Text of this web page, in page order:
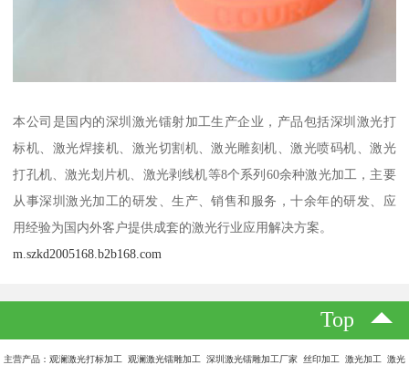
本公司是国内的深圳激光镭射加工生产企业，产品包括深圳激光打
标机、激光焊接机、激光切割机、激光雕刻机、激光喷码机、激光
打孔机、激光划片机、激光剥线机等8个系列60余种激光加工，主要
从事深圳激光加工的研发、生产、销售和服务，十余年的研发、应
用经验为国内外客户提供成套的激光行业应用解决方案。
m.szkd2005168.b2b168.com
Top
主营产品：观澜激光打标加工 观澜激光镭雕加工 深圳激光镭雕加工厂家 丝印加工 激光加工 激光